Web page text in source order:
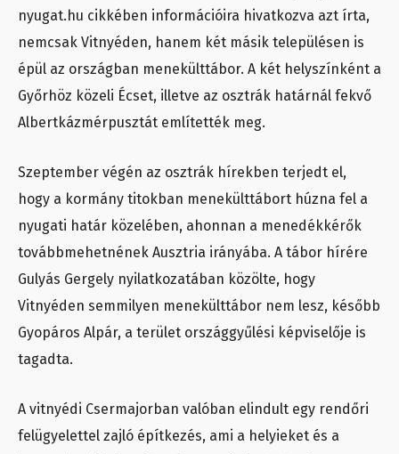
nyugat.hu cikkében információira hivatkozva azt írta,
nemcsak Vitnyéden, hanem két másik településen is
épül az országban menekülttábor. A két helyszínként a
Győrhöz közeli Écset, illetve az osztrák határnál fekvő
Albertkázmérpusztát említették meg.
Szeptember végén az osztrák hírekben terjedt el,
hogy a kormány titokban menekülttábort húzna fel a
nyugati határ közelében, ahonnan a menedékkérők
továbbmehetnének Ausztria irányába. A tábor hírére
Gulyás Gergely nyilatkozatában közölte, hogy
Vitnyéden semmilyen menekülttábor nem lesz, később
Gyopáros Alpár, a terület országgyűlési képviselője is
tagadta.
A vitnyédi Csermajorban valóban elindult egy rendőri
felügyelettel zajló építkezés, ami a helyieket és a